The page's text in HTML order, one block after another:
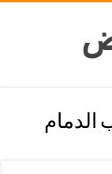
الدمام